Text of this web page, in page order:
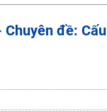
đề: Cấu